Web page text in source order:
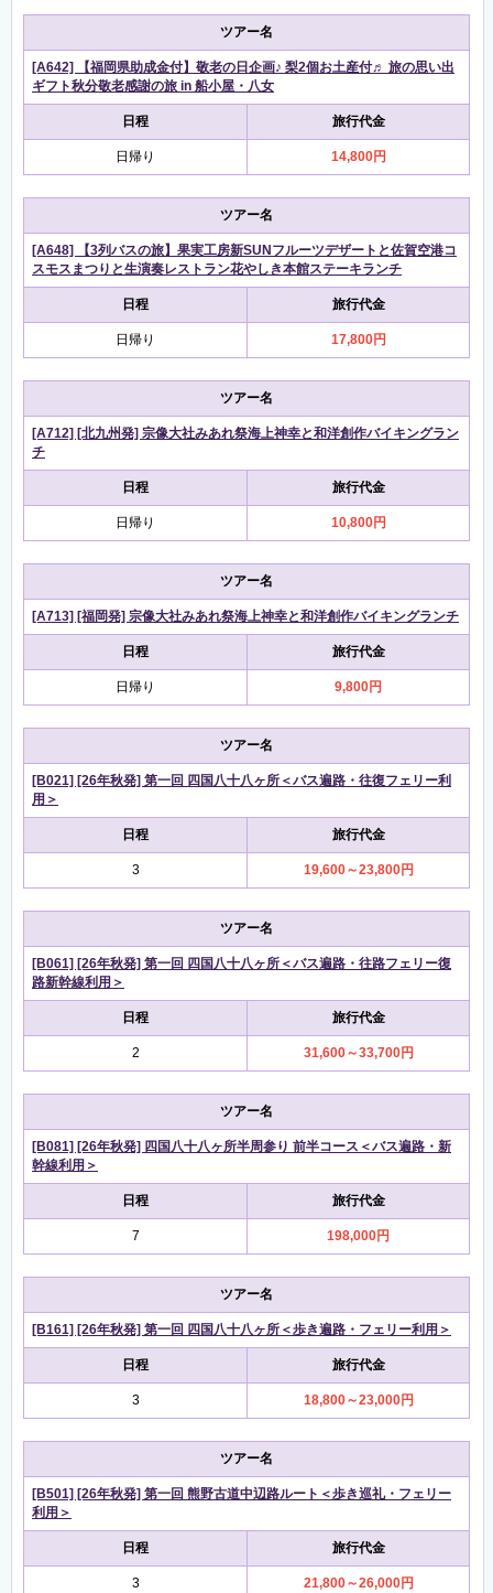
ツアー名
[A642] 【福岡県助成金付】敬老の日企画♪ 梨2個お土産付♬ 旅の思い出
ギフト秋分敬老感謝の旅 in 船小屋・八女
日程 旅行代金
日帰り 14,800円
ツアー名
[A648] 【3列バスの旅】果実工房新SUNフルーツデザートと佐賀空港コ
スモスまつりと生演奏レストラン花やしき本館ステーキランチ
日程 旅行代金
日帰り 17,800円
ツアー名
[A712] [北九州発] 宗像大社みあれ祭海上神幸と和洋創作バイキングラン
チ
日程 旅行代金
日帰り 10,800円
ツアー名
[A713] [福岡発] 宗像大社みあれ祭海上神幸と和洋創作バイキングランチ
日程 旅行代金
日帰り 9,800円
ツアー名
[B021] [26年秋発] 第一回 四国八十八ヶ所＜バス遍路・往復フェリー利
用＞
日程 旅行代金
3 19,600～23,800円
ツアー名
[B061] [26年秋発] 第一回 四国八十八ヶ所＜バス遍路・往路フェリー復
路新幹線利用＞
日程 旅行代金
2 31,600～33,700円
ツアー名
[B081] [26年秋発] 四国八十八ヶ所半周参り 前半コース＜バス遍路・新
幹線利用＞
日程 旅行代金
7 198,000円
ツアー名
[B161] [26年秋発] 第一回 四国八十八ヶ所＜歩き遍路・フェリー利用＞
日程 旅行代金
3 18,800～23,000円
ツアー名
[B501] [26年秋発] 第一回 熊野古道中辺路ルート＜歩き巡礼・フェリー
利用＞
日程 旅行代金
3 21,800～26,000円